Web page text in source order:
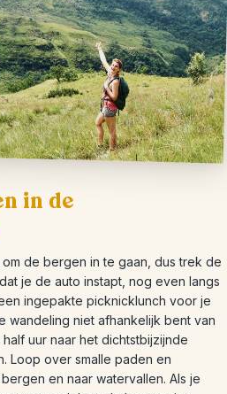
in de
de bergen in te gaan, dus trek de
je de auto instapt, nog even langs
ingepakte picknicklunch voor je
wandeling niet afhankelijk bent van
uur naar het dichtstbijzijnde
Loop over smalle paden en
en naar watervallen. Als je